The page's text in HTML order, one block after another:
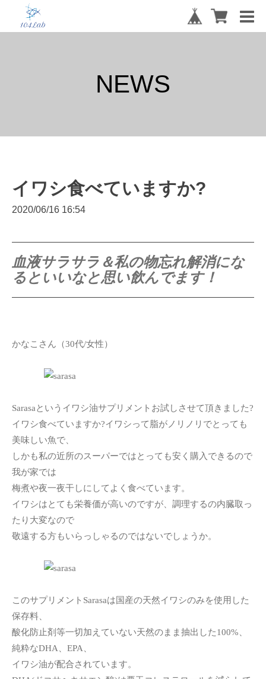
NEWS
イワシ食べていますか?
2020/06/16 16:54
血液サラサラ＆私の物忘れ解消にな
るといいなと思い飲んでます！
かなこさん（30代/女性）
Sarasaというイワシ油サプリメントお試しさせて頂きました?
イワシ食べていますか?イワシって脂がノリノリでとっても
美味しい魚で、
しかも私の近所のスーパーではとっても安く購入できるので
我が家では
梅煮や夜一夜干しにしてよく食べています。
イワシはとても栄養価が高いのですが、調理するの内臓取っ
たり大変なので
敬遠する方もいらっしゃるのではないでしょうか。
このサプリメントSarasaは国産の天然イワシのみを使用した
保存料、
酸化防止剤等一切加えていない天然のまま抽出した100%、
純粋なDHA、EPA、
イワシ油が配合されています。